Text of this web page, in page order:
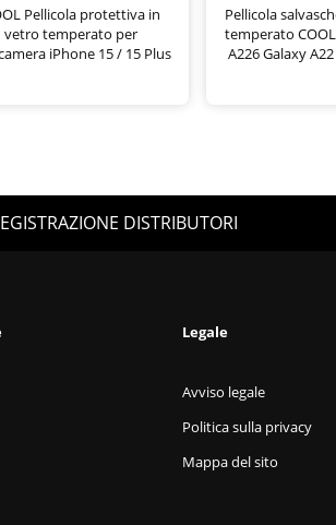
Pellicola protettiva in
vetro temperato per
iPhone 15 / 15 Plus
Pellicola
temperato
A226 Galaxy
DISTRIBUTORI
Legale
Avviso legale
Politica sulla privacy
Mappa del sito